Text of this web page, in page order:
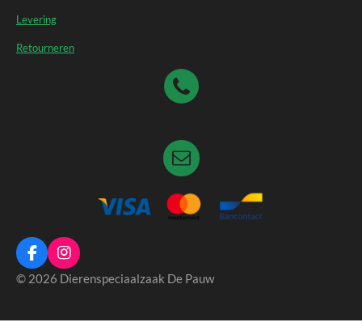
Levering
Retourneren
F
a
c
b
I
n
s
a
© 2026 Dierenspeciaalzaak De Pauw